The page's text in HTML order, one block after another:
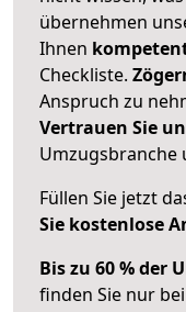
übernehmen
Ihnen
Checkliste.
Anspruch zu
Vertrauen Sie
Umzugsbranche
Füllen Sie jetzt
Sie kostenlose
Bis zu 60 % der
finden Sie nur